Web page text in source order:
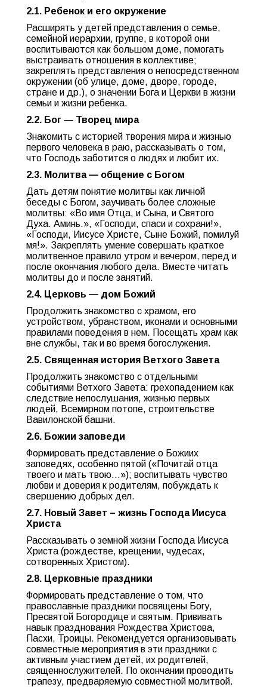
2.1. Ребенок и его окружение
Расширять у детей представления о семье,
семейной иерархии, группе, в которой они
воспитываются как большом доме, помогать
выстраивать отношения в коллективе;
закреплять представления о непосредственном
окружении (об улице, доме, дворе, городе,
стране и др.), о значении Бога и Церкви в жизни
семьи и жизни ребенка.
2.2. Бог — Творец мира
Знакомить с историей творения мира и жизнью
первого человека в раю, рассказывать о том,
что Господь заботится о людях и любит их.
2.3. Молитва — общение с Богом
Дать детям понятие молитвы как личной
беседы с Богом, заучивать более сложные
молитвы: «Во имя Отца, и Сына, и Святого
Духа. Аминь.», «Господи, спаси и сохрани!»,
«Господи, Иисусе Христе, Сыне Божий, помилуй
мя!». Закреплять умение совершать краткое
молитвенное правило утром и вечером, перед и
после окончания любого дела. Вместе читать
молитвы до и после занятий.
2.4. Церковь — дом Божий
Продолжить знакомство с храмом, его
устройством, убранством, иконами и основными
правилами поведения в нем. Посещать храм как
вне службы, так и во время богослужения.
2.5. Священная история Ветхого Завета
Продолжить знакомство с отдельными
событиями Ветхого Завета: грехопадением как
следствие непослушания, жизнью первых
людей, Всемирном потопе, строительстве
Вавилонской башни.
2.6. Божии заповеди
Формировать представление о Божиих
заповедях, особенно пятой («Почитай отца
твоего и мать твою…»); воспитывать чувство
любви и доверия к родителям, побуждать к
свершению добрых дел.
2.7. Новый Завет – жизнь Господа Иисуса
Христа
Рассказывать о земной жизни Господа Иисуса
Христа (рождестве, крещении, чудесах,
сотворенных Христом).
2.8. Церковные праздники
Формировать представление о том, что
православные праздники посвящены Богу,
Пресвятой Богородице и святым. Прививать
навык празднования Рождества Христова,
Пасхи, Троицы. Рекомендуется организовывать
совместные мероприятия в эти праздники с
активным участием детей, их родителей,
священнослужителей. По окончании проводить
трапезу, предваряемую совместной молитвой.